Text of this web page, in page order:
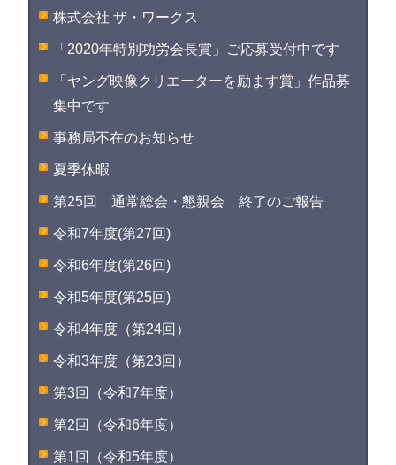
株式会社 ザ・ワークス
「2020年特別功労会長賞」ご応募受付中です
「ヤング映像クリエーターを励ます賞」作品募
集中です
事務局不在のお知らせ
夏季休暇
第25回 通常総会・懇親会 終了のご報告
令和7年度(第27回)
令和6年度(第26回)
令和5年度(第25回)
令和4年度（第24回）
令和3年度（第23回）
第3回（令和7年度）
第2回（令和6年度）
第1回（令和5年度）